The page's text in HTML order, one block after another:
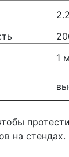
1
на стендах.